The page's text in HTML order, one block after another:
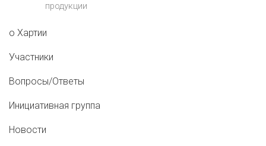
продукции
о Хартии
Участники
Вопросы/Ответы
Инициативная группа
Новости